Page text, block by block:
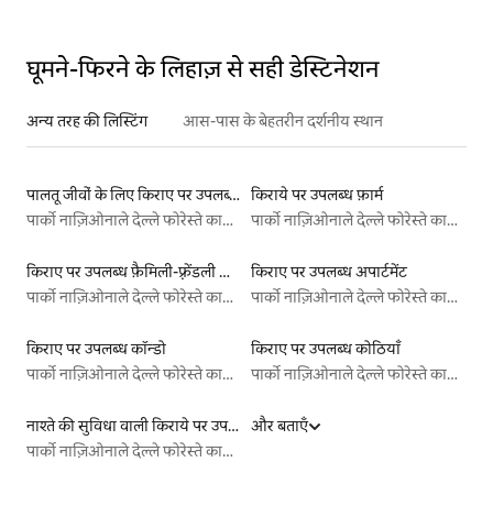
घूमने-फिरने के लिहाज़ से सही डेस्टिनेशन
अन्य तरह की लिस्टिंग आस-पास के बेहतरीन दर्शनीय स्थान
पालतू जीवों के लिए किराए पर उपलब्ध लिस्टिंग
पार्को नाज़िओनाले देल्ले फोरेस्ते कासेंटिनेसी, मोंटे फाल्टेरोना ए एवं काम्पिग्ना
किराये पर उपलब्ध फ़ार्म
पार्को नाज़िओनाले देल्ले फोरेस्ते कासेंटिनेसी, मोंटे फाल्टेरोना ए एवं काम्पिग्ना
किराए पर उपलब्ध फ़ैमिली-फ़्रेंडली लिस्टिंग
पार्को नाज़िओनाले देल्ले फोरेस्ते कासेंटिनेसी, मोंटे फाल्टेरोना ए एवं काम्पिग्ना
किराए पर उपलब्ध अपार्टमेंट
पार्को नाज़िओनाले देल्ले फोरेस्ते कासेंटिनेसी, मोंटे फाल्टेरोना ए एवं काम्पिग्ना
किराए पर उपलब्ध कॉन्डो
पार्को नाज़िओनाले देल्ले फोरेस्ते कासेंटिनेसी, मोंटे फाल्टेरोना ए एवं काम्पिग्ना
किराए पर उपलब्ध कोठियाँ
पार्को नाज़िओनाले देल्ले फोरेस्ते कासेंटिनेसी, मोंटे फाल्टेरोना ए एवं काम्पिग्ना
नाश्ते की सुविधा वाली किराये पर उपलब्ध लिस्टिंग
पार्को नाज़िओनाले देल्ले फोरेस्ते कासेंटिनेसी, मोंटे फाल्टेरोना ए एवं काम्पिग्ना
और बताएँ